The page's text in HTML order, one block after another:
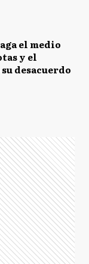
el medio
y el
desacuerdo